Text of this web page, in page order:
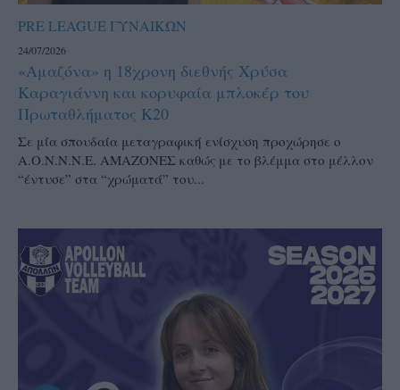
PRE LEAGUE ΓΥΝΑΙΚΩΝ
24/07/2026
«Αμαζόνα» η 18χρονη διεθνής Χρύσα
Καραγιάννη και κορυφαία μπλοκέρ του
Πρωταθλήματος Κ20
Σε μία σπουδαία μεταγραφική ενίσχυση προχώρησε ο
Α.Ο.Ν.Ν.Ν.Ε. ΑΜΑΖΟΝΕΣ καθώς με το βλέμμα στο μέλλον
“έντυσε” στα “χρώματά” του...